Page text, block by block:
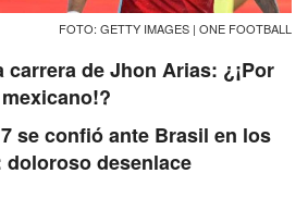
FOTO: GETTY IMAGES | ONE FOOTBALL
carrera de Jhon Arias: ¿¡Por
se confió ante Brasil en los
desenlace